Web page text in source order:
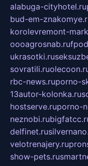
alabuga-cityhotel.ru
bud-em-
korolevremont-
oooagrosnab.ru
ukrasotki.ru
sovratili.ru
rbc-news.ruporno-
13autor-kolonka.ru
hostserve.ruporno-
neznobi.ru
delfinet.ru
velotrenajery.ru
show-pets.ru